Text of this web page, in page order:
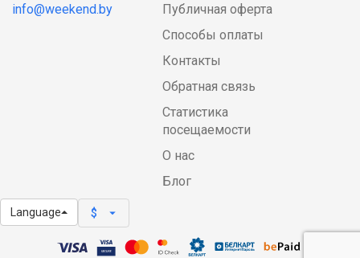
info@weekend.by
Публичная оферта
Способы оплаты
Контакты
Обратная связь
Статистика
посещаемости
О нас
Блог
Language $ arrow_drop_down